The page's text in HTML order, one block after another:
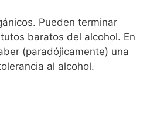
Pueden terminar
baratos del alcohol. En
(paradójicamente) una
al alcohol.